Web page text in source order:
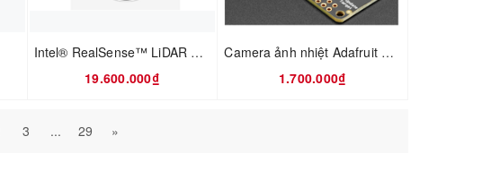
Intel® RealSense™ LiDAR Camera L515
19.600.000₫
Camera ảnh nhiệt Adafruit AMG8833 IR Thermal Camera FeatherWing
1.700.000₫
3 ... 29 »